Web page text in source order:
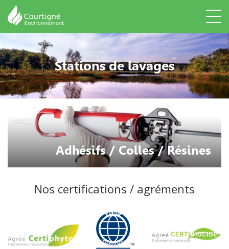
Stations de lavages
Adhésifs / Colles / Résines
Nos certifications / agréments